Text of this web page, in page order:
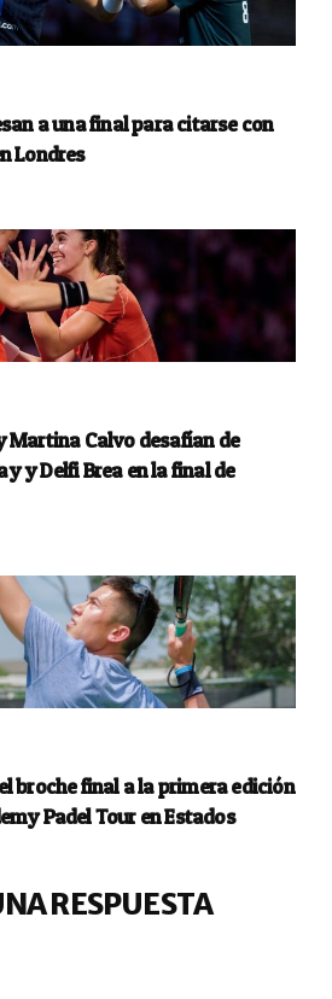
a una final para citarse con
Londres
Martina Calvo desafían de
y Delfi Brea en la final de
broche final a la primera edición
Padel Tour en Estados
RESPUESTA